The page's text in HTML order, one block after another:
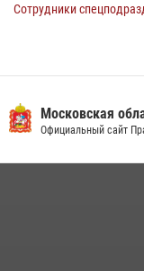
Сотрудники
жильцов
16 июля 2026, 09:00 1
Московская
Официальный сайт